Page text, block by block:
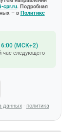
cpr.ru. Подробная
– в Политике
(МСК+2)
час следующего
данных· политика